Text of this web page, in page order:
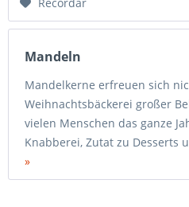
Mandeln
Mandelkerne erfreuen sich
Weihnachtsbäckerei großer
vielen Menschen das ganze
Knabberei, Zutat zu Desserts
»